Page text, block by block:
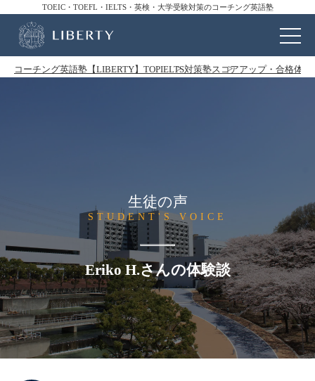
TOEIC・TOEFL・IELTS・英検・大学受験対策のコーチング英語塾
コーチング英語塾【LIBERTY】TOPIELTS対策塾スコアアップ・合格体
生徒の声
STUDENT'S VOICE
Eriko H.さんの体験談